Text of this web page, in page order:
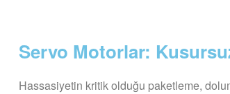
Servo Motorlar:
Hassasiyetin kritik olduğu paketleme,